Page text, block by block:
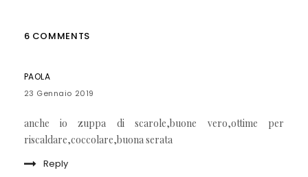
6 COMMENTS
PAOLA
23 Gennaio 2019
anche io zuppa di scarole,buone vero,ottime per
riscaldare,coccolare,buona serata
Reply